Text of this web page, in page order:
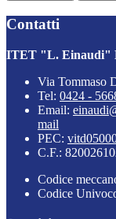
Contatti
ITET "L. Einaudi"
Via Tommaso
Tel: 0424 -
Email:
mail
PEC:
C.F.:
Codice
Codice